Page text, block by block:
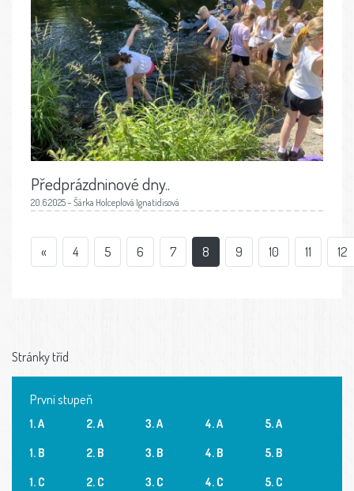
Předprázdninové dny..
20.6.2025 – Šárka Holceplová Ignatidisová
« 4 5 6 7 8 9 10 11 12
Stránky tříd
První stupeň
1. A
1. B
1. C
2. A
2. B
2. C
3. A
3. B
3. C
4. A
4. B
4. C
5. A
5. B
5. C